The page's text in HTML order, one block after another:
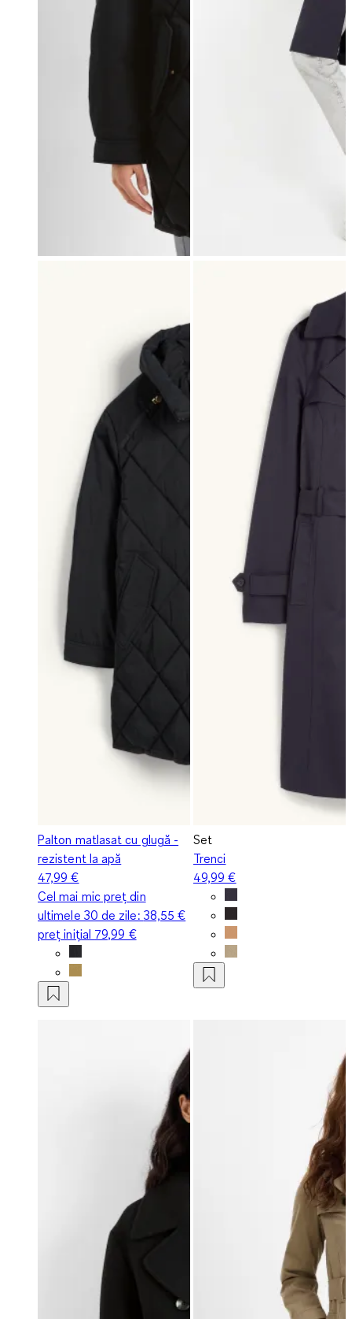
Palton matlasat cu glugă -
rezistent la apă
47,99 €
Cel mai mic preț din
ultimele 30 de zile: 38,55 €
preț inițial 79,99 €
Set
Trenci
49,99 €